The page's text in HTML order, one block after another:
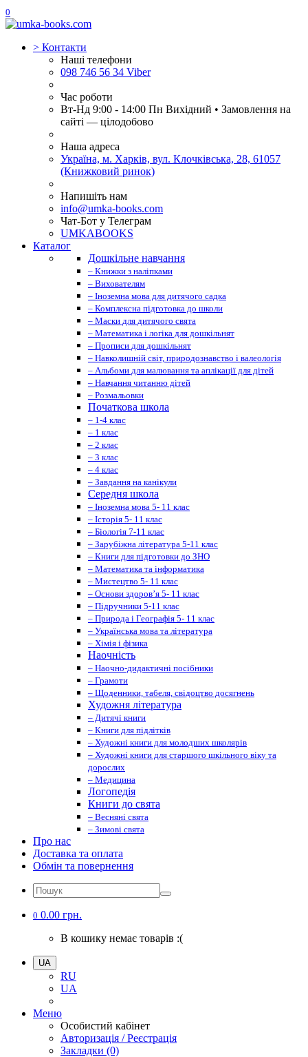
0
> Контакти
Наші телефони
098 746 56 34 Viber
Час роботи
Вт-Нд 9:00 - 14:00 Пн Вихідний • Замовлення на
сайті — цілодобово
Наша адреса
Україна, м. Харків, вул. Клочківська, 28, 61057
(Книжковий ринок)
Напишіть нам
info@umka-books.com
Чат-Бот у Телеграм
UMKABOOKS
Каталог
Дошкільне навчання
– Книжки з наліпками
– Вихователям
– Іноземна мова для дитячого садка
– Комплексна підготовка до школи
– Маски для дитячого свята
– Математика і логіка для дошкільнят
– Прописи для дошкільнят
– Навколишній світ, природознавство і валеологія
– Альбоми для малювання та аплікації для дітей
– Навчання читанню дітей
– Розмальовки
Початкова школа
– 1-4 клас
– 1 клас
– 2 клас
– 3 клас
– 4 клас
– Завдання на канікули
Середня школа
– Іноземна мова 5- 11 клас
– Історія 5- 11 клас
– Біологія 7-11 клас
– Зарубіжна література 5-11 клас
– Книги для підготовки до ЗНО
– Математика та інформатика
– Мистецтво 5- 11 клас
– Основи здоров’я 5- 11 клас
– Підручники 5-11 клас
– Природа і Географія 5- 11 клас
– Українська мова та література
– Хімія і фізика
Наочність
– Наочно-дидактичні посібники
– Грамоти
– Щоденники, табеля, свідоцтво досягнень
Художня література
– Дитячі книги
– Книги для підлітків
– Художні книги для молодших школярів
– Художні книги для старшого шкільного віку та
дорослих
– Медицина
Логопедія
Книги до свята
– Весняні свята
– Зимові свята
Про нас
Доставка та оплата
Обмін та повернення
0 0.00 грн.
В кошику немає товарів :(
UA
RU
UA
Меню
Особистий кабінет
Авторизація / Реєстрація
Закладки (0)